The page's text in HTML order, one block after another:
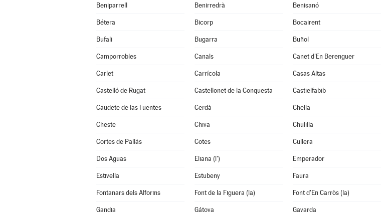
Beniparrell Benirredrà Benisanó
Bétera Bicorp Bocairent
Bufali Bugarra Buñol
Camporrobles Canals Canet d'En Berenguer
Carlet Carrícola Casas Altas
Castelló de Rugat Castellonet de la Conquesta Castielfabib
Caudete de las Fuentes Cerdà Chella
Cheste Chiva Chulilla
Cortes de Pallás Cotes Cullera
Dos Aguas Eliana (l') Emperador
Estivella Estubeny Faura
Fontanars dels Alforins Font de la Figuera (la) Font d'En Carròs (la)
Gandia Gátova Gavarda